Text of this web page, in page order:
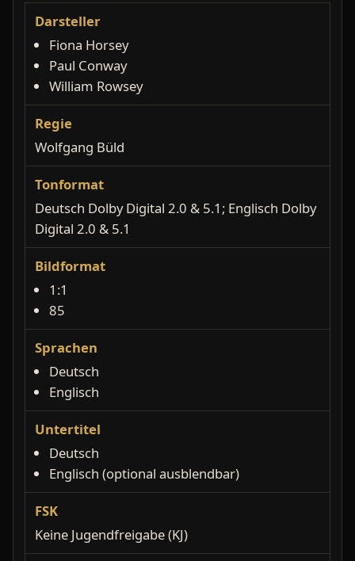
Darsteller
Fiona Horsey
Paul Conway
William Rowsey
Regie
Wolfgang Büld
Tonformat
Deutsch Dolby Digital 2.0 & 5.1; Englisch Dolby
Digital 2.0 & 5.1
Bildformat
1:1
85
Sprachen
Deutsch
Englisch
Untertitel
Deutsch
Englisch (optional ausblendbar)
FSK
Keine Jugendfreigabe (KJ)